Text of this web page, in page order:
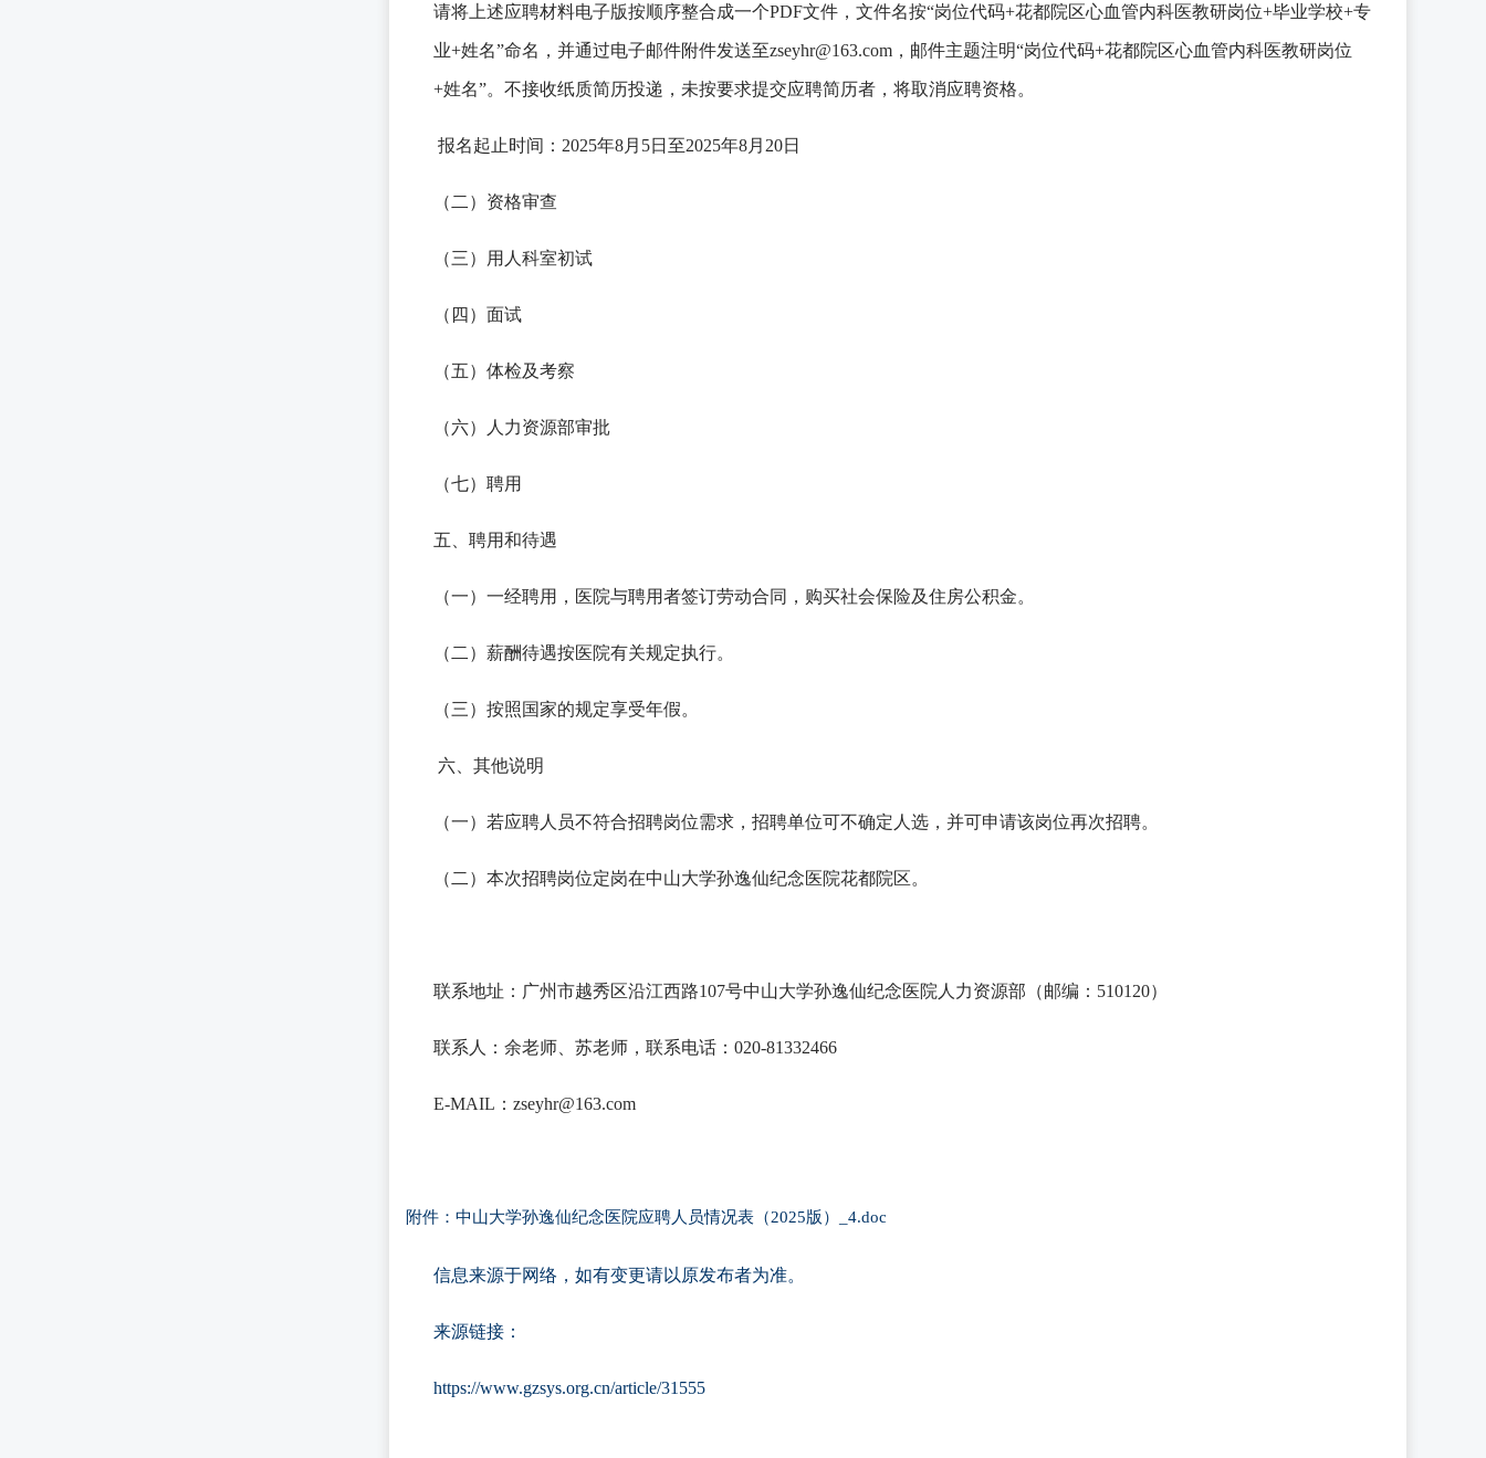
请将上述应聘材料电子版按顺序整合成一个PDF文件，文件名按“岗位代码+花都院区心血管内科医教研岗位+毕业学校+专
业+姓名”命名，并通过电子邮件附件发送至zseyhr@163.com，邮件主题注明“岗位代码+花都院区心血管内科医教研岗位
+姓名”。不接收纸质简历投递，未按要求提交应聘简历者，将取消应聘资格。
报名起止时间：2025年8月5日至2025年8月20日
（二）资格审查
（三）用人科室初试
（四）面试
（五）体检及考察
（六）人力资源部审批
（七）聘用
五、聘用和待遇
（一）一经聘用，医院与聘用者签订劳动合同，购买社会保险及住房公积金。
（二）薪酬待遇按医院有关规定执行。
（三）按照国家的规定享受年假。
六、其他说明
（一）若应聘人员不符合招聘岗位需求，招聘单位可不确定人选，并可申请该岗位再次招聘。
（二）本次招聘岗位定岗在中山大学孙逸仙纪念医院花都院区。
联系地址：广州市越秀区沿江西路107号中山大学孙逸仙纪念医院人力资源部（邮编：510120）
联系人：余老师、苏老师，联系电话：020-81332466
E-MAIL：zseyhr@163.com
附件：中山大学孙逸仙纪念医院应聘人员情况表（2025版）_4.doc
信息来源于网络，如有变更请以原发布者为准。
来源链接：
https://www.gzsys.org.cn/article/31555